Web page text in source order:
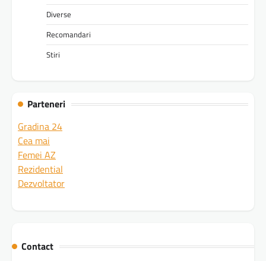
Diverse
Recomandari
Stiri
Parteneri
Gradina 24
Cea mai
Femei AZ
Rezidential
Dezvoltator
Contact